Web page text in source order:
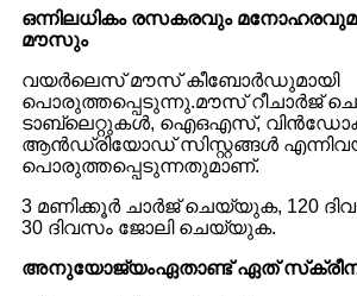
ഒന്നിലധികം രസകരവും
മൗസും
വയർലെസ് മൗസ് കീബോർഡുമായി
പൊരുത്തപ്പെടുന്നു.മൗസ് റീചാർജ്
ടാബ്‌ലെറ്റുകൾ, ഐഒഎസ്,
ആൻഡ്രിയോഡ് സിസ്റ്റങ്ങൾ
പൊരുത്തപ്പെടുന്നതുമാണ്.
3 മണിക്കൂർ ചാർജ് ചെയ്യുക, 120
30 ദിവസം ജോലി ചെയ്യുക.
അനുയോജ്യംഏതാണ്ട് ഏത്